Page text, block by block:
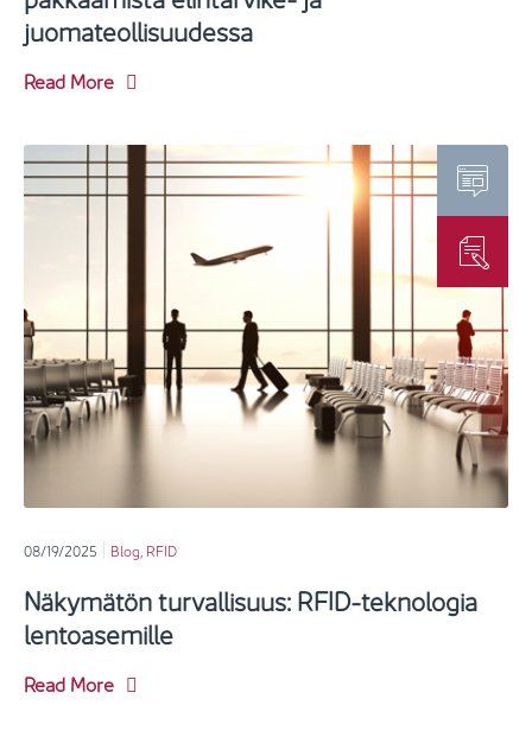
juomateollisuudessa
Read More
08/19/2025 Blog RFID
Näkymätön turvallisuus: RFID-teknologia
lentoasemille
Read More